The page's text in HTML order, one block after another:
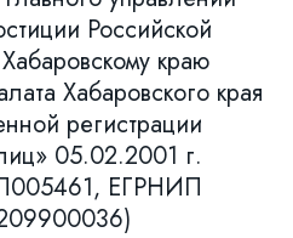
Российской
краю
Хабаровского края
регистрации
05.02.2001 г.
ЕГРНИП